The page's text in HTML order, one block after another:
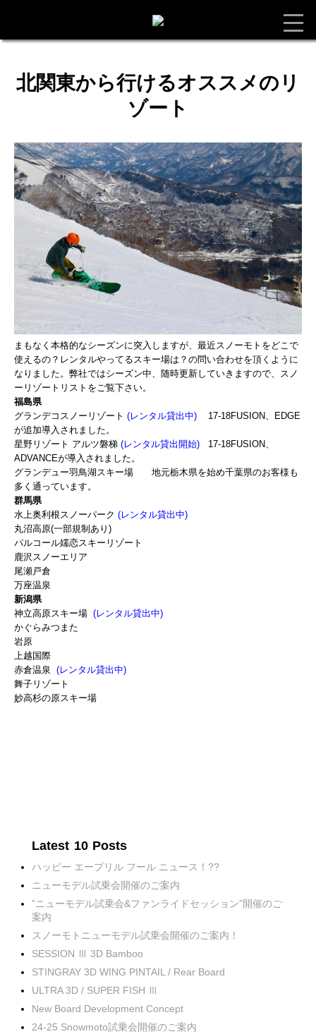
北関東から行けるオススメのリ
ゾート
まもなく本格的なシーズンに突入しますが、最近スノーモトをどこで
使えるの？レンタルやってるスキー場は？の問い合わせを頂くように
なりました。弊社ではシーズン中、随時更新していきますので、スノ
ーリゾートリストをご覧下さい。
福島県
グランデコスノーリゾート (レンタル貸出中) 17-18FUSION、EDGE
が追加導入されました。
星野リゾート アルツ磐梯 (レンタル貸出開始)
17-18FUSION、
ADVANCEが導入されました。
グランデュー羽鳥湖スキー場 地元栃木県を始め千葉県のお客様も
多く通っています。
群馬県
水上奥利根スノーパーク (レンタル貸出中)
丸沼高原(一部規制あり)
パルコール嬬恋スキーリゾート
鹿沢スノーエリア
尾瀬戸倉
万座温泉
新潟県
神立高原スキー場 (レンタル貸出中)
かぐらみつまた
岩原
上越国際
赤倉温泉 (レンタル貸出中)
舞子リゾート
妙高杉の原スキー場
Latest 10 Posts
ハッピー エープリル フール ニュース！??
ニューモデル試乗会開催のご案内
”ニューモデル試乗会&ファンライドセッション”開催のご
案内
スノーモトニューモデル試乗会開催のご案内！
SESSION Ⅲ 3D Bamboo
STINGRAY 3D WING PINTAIL / Rear Board
ULTRA 3D / SUPER FISH Ⅲ
New Board Development Concept
24-25 Snowmoto試乗会開催のご案内